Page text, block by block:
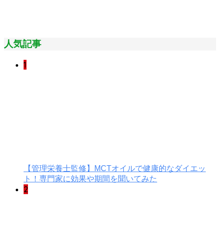
人気記事
1
【管理栄養士監修】MCTオイルで健康的なダイエッ
ト！専門家に効果や期間を聞いてみた
2